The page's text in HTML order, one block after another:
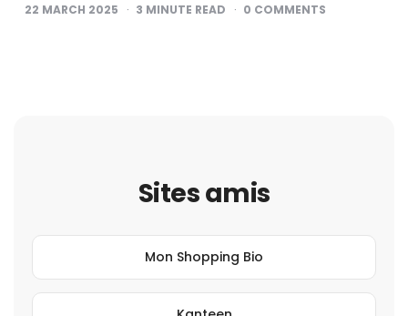
22 MARCH 2025 3 MINUTE READ 0 COMMENTS
Sites amis
Mon Shopping Bio